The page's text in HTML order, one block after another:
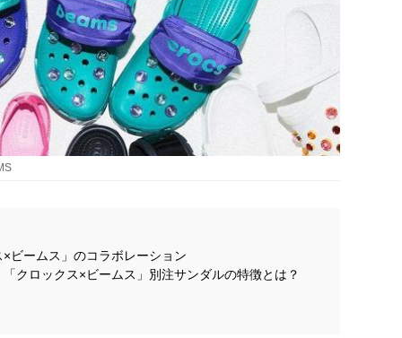
ビームス」のコラボレーション
クロックス×ビームス」別注サンダルの特徴とは？